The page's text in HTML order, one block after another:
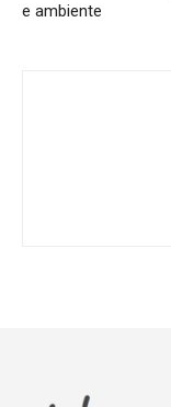
e ambiente